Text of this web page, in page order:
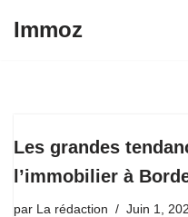
Immoz
Les grandes
l’immobilier à
par La rédaction Juin 1,